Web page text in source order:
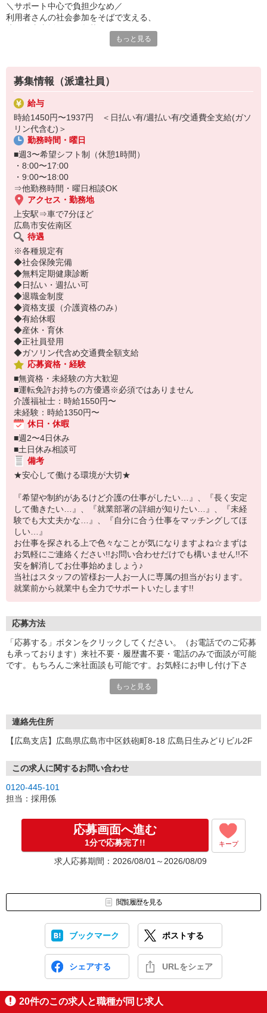
＼サポート中心で負担少なめ／
利用者さんの社会参加をそばで支える、
・ボランティア活動の付き添い
・介助サポート
・送迎（希望者のみ） など
特別な経験は必要ありません。
「誰かの役に立ちたい」
その気持ちが立派な応募資格です♪
もっと見る
募集情報（派遣社員）
給与
時給1450円〜1937円 ＜日払い有/週払い有/交通費全支給(ガソ
リン代含む)＞
勤務時間・曜日
■週3〜希望シフト制（休憩1時間）
・8:00〜17:00
・9:00〜18:00
⇒他勤務時間・曜日相談OK
アクセス・勤務地
上安駅⇒車で7分ほど
広島市安佐南区
待遇
※各種規定有
◆社会保険完備
◆無料定期健康診断
◆日払い・週払い可
◆退職金制度
◆資格支援（介護資格のみ）
◆有給休暇
◆産休・育休
◆正社員登用
◆ガソリン代含め交通費全額支給
応募資格・経験
■無資格・未経験の方大歓迎
■運転免許お持ちの方優遇※必須ではありません
介護福祉士：時給1550円〜
未経験：時給1350円〜
休日・休暇
■週2〜4日休み
■土日休み相談可
備考
★安心して働ける環境が大切★
『希望や制約があるけど介護の仕事がしたい…』、『長く安定
して働きたい…』、『就業部署の詳細が知りたい…』、『未経
験でも大丈夫かな…』、『自分に合う仕事をマッチングしてほ
しい…』
お仕事を探される上で色々なことが気になりますよね☆まずは
お気軽にご連絡ください!!お問い合わせだけでも構いません!!不
安を解消してお仕事始めましょう♪
当社はスタッフの皆様お一人お一人に専属の担当がおります。
就業前から就業中も全力でサポートいたします!!
応募方法
「応募する」ボタンをクリックしてください。（お電話でのご応募
も承っております）来社不要・履歴書不要・電話のみで面談が可能
です。もちろんご来社面談も可能です。お気軽にお申し付け下さ
もっと見る
連絡先住所
【広島支店】広島県広島市中区鉄砲町8-18 広島日生みどりビル2F
この求人に関するお問い合わせ
0120-445-101
担当：採用係
応募画面へ進む
1分で応募完了!! キープ
求人応募期間：2026/08/01～2026/08/09
閲覧履歴を見る
ブックマーク ポストする
シェアする URLをシェア
20件のこの求人と職種が同じ求人